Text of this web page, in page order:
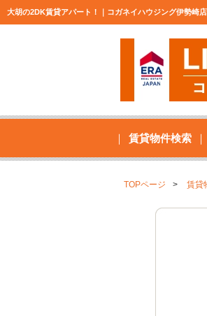
大胡の2DK賃貸アパート！｜コガネイハウジング伊勢崎店
賃貸物件検索
TOPページ 賃貸